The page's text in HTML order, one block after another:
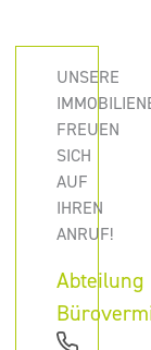
UNSERE
FREUEN
SICH
AUF
IHREN
ANRUF!
Abteilung